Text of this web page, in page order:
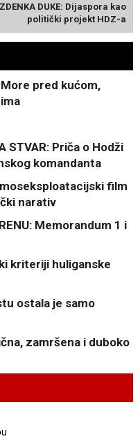
DUKE: Dijaspora kao
politički projekt HDZ-a
More pred kućom,
STVAR: Priča o Hodži
komandanta
film
narativ
Memorandum 1 i
kriteriji huliganske
ostala je samo
zamršena i duboko